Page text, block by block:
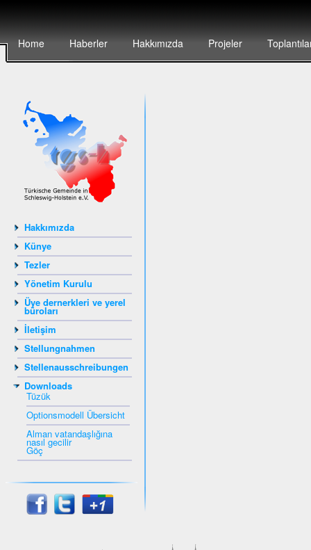
Home Haberler Hakkımızda Projeler
Hakkımızda
Künye
Tezler
Yönetim Kurulu
Üye dernerkleri ve yerel
büroları
İletişim
Stellungnahmen
Stellenausschreibungen
Downloads
Tüzük
Optionsmodell Übersicht
Alman vatandaşlığına
nasıl gecilir
Göç